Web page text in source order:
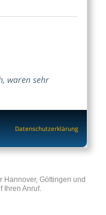
waren sehr
Datenschutzerklärung
Hannover, Göttingen und
Ihren Anruf.